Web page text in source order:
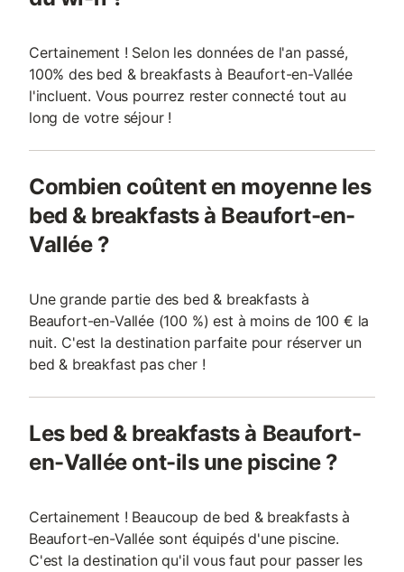
Certainement ! Selon les données de l'an passé,
100% des bed & breakfasts à Beaufort-en-Vallée
l'incluent. Vous pourrez rester connecté tout au
long de votre séjour !
Combien coûtent en moyenne les
bed & breakfasts à Beaufort-en-
Vallée ?
Une grande partie des bed & breakfasts à
Beaufort-en-Vallée (100 %) est à moins de 100 € la
nuit. C'est la destination parfaite pour réserver un
bed & breakfast pas cher !
Les bed & breakfasts à Beaufort-
en-Vallée ont-ils une piscine ?
Certainement ! Beaucoup de bed & breakfasts à
Beaufort-en-Vallée sont équipés d'une piscine.
C'est la destination qu'il vous faut pour passer les